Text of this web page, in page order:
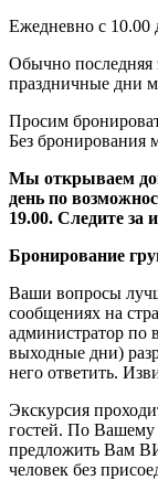
Ежедневно с 10.00
Обычно последняя
праздничные дни
Просим
Без бронирования
Мы открываем
день по
19.00. Следите
Бронирование
Ваши вопросы
сообщениях на
администратор по
выходные дни)
него ответить.
Экскурсия
гостей. По
предложить Вам
человек без